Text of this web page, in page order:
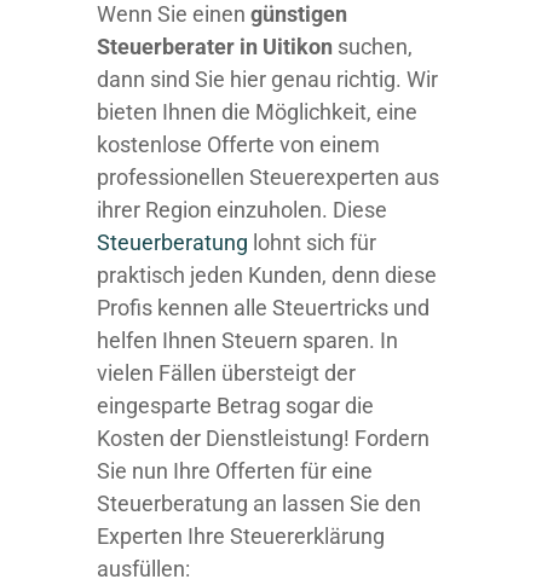
Wenn Sie einen günstigen
Steuerberater in Uitikon suchen,
dann sind Sie hier genau richtig. Wir
bieten Ihnen die Möglichkeit, eine
kostenlose Offerte von einem
professionellen Steuerexperten aus
ihrer Region einzuholen. Diese
Steuerberatung lohnt sich für
praktisch jeden Kunden, denn diese
Profis kennen alle Steuertricks und
helfen Ihnen Steuern sparen. In
vielen Fällen übersteigt der
eingesparte Betrag sogar die
Kosten der Dienstleistung! Fordern
Sie nun Ihre Offerten für eine
Steuerberatung an lassen Sie den
Experten Ihre Steuererklärung
ausfüllen: